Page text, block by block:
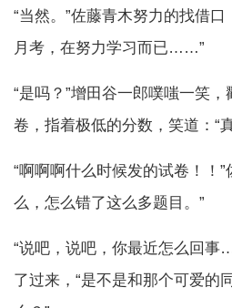
“当然。”佐藤青木努力的找借
月考，在努力学习而已……”
“是吗？”增田谷一郎噗嗤一笑
卷，指着极低的分数，笑道：“
“啊啊啊什么时候发的试卷！！
么，怎么错了这么多题目。”
“说吧，说吧，你最近怎么回
了过来，“是不是和那个可爱的